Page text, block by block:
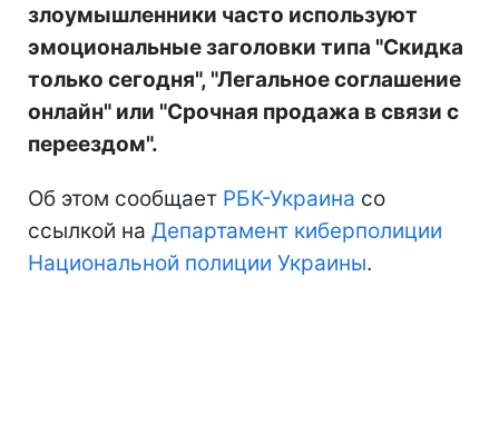
злоумышленники часто используют
эмоциональные заголовки типа "Скидка
только сегодня", "Легальное соглашение
онлайн" или "Срочная продажа в связи с
переездом".
Об этом сообщает РБК-Украина со
ссылкой на Департамент киберполиции
Национальной полиции Украины.